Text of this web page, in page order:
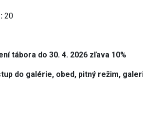
20
tábora do 30. 4. 2026 zľava 10%
do galérie, obed, pitný režim,